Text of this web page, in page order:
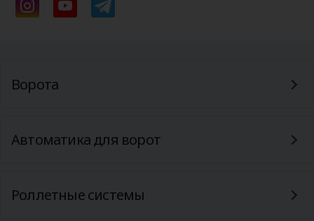
Ворота
Автоматика для ворот
Роллетные системы